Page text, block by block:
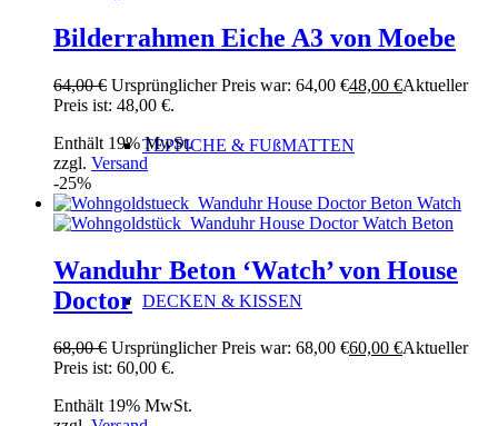
TEPPICHE & FUßMATTEN
DECKEN & KISSEN
Bilderrahmen Eiche A3 von Moebe
64,00€ Ursprünglicher Preis war: 64,00 €48,00 €Aktueller
Preis ist: 48,00 €.
Enthält 19% MwSt.
zzgl. Versand
-25%
Wanduhr Beton ‘Watch’ von House
Doctor
68,00€ Ursprünglicher Preis war: 68,00 €60,00 €Aktueller
Preis ist: 60,00 €.
Enthält 19% MwSt.